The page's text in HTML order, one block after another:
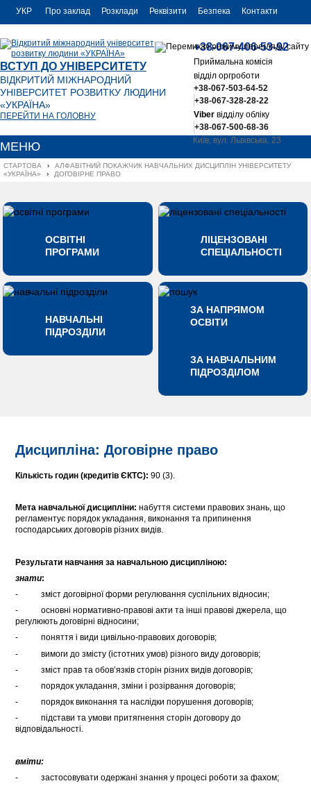
УКР
ENG
Про заклад Розклади Реквізити Безпека Контакти
ВСТУП ДО УНІВЕРСИТЕТУ
ВІДКРИТИЙ МІЖНАРОДНИЙ
УНІВЕРСИТЕТ РОЗВИТКУ ЛЮДИНИ
«УКРАЇНА»
ПЕРЕЙТИ НА ГОЛОВНУ
+38-067-406-53-92
Приймальна комісія
відділ оргроботи
+38-067-503-64-52
+38-067-328-28-22
Viberвідділу обліку
+38-067-500-68-36
Київ, вул. Львівська, 23
МЕНЮ
СТАРТОВА ›
АЛФАВІТНИЙ ПОКАЖЧИК НАВЧАЛЬНИХ ДИСЦИПЛІН УНІВЕРСИТЕТУ
«УКРАЇНА»
› ДОГОВІРНЕ ПРАВО
ОСВІТНІ
ПРОГРАМИ
ЛІЦЕНЗОВАНІ
СПЕЦІАЛЬНОСТІ
НАВЧАЛЬНІ
ПІДРОЗДІЛИ
ЗА НАПРЯМОМ
ОСВІТИ
ЗА НАВЧАЛЬНИМ
ПІДРОЗДІЛОМ
Дисципліна: Договірне право
Кількість годин (кредитів ЄКТС): 90 (3).
Мета навчальної дисципліни:набуття системи правових знань, що
регламентує порядок укладання, виконання та припинення
господарських договорів різних видів.
Результати навчання за навчальною дисципліною:
знати:
- зміст договірної форми регулювання суспільних відносин;
- основні нормативно-правові акти та інші правові джерела, що
регулюють договірні відносини;
- поняття і види цивільно-правових договорів;
- вимоги до змісту (істотних умов) різного виду договорів;
- зміст прав та обов’язків сторін різних видів договорів;
- порядок укладання, зміни і розірвання договорів;
- порядок виконання та наслідки порушення договорів;
- підстави та умови притягнення сторін договору до
відповідальності.
вміти:
- застосовувати одержані знання у процесі роботи за фахом;